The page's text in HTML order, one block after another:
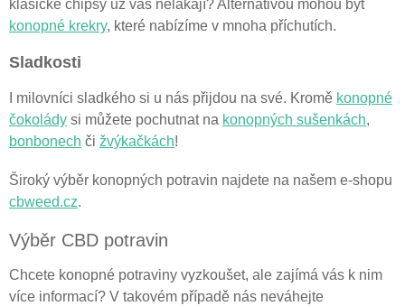
klasické chipsy už vás nelákají? Alternativou mohou být
konopné krekry, které nabízíme v mnoha příchutích.
Sladkosti
I milovníci sladkého si u nás přijdou na své. Kromě konopné
čokolády si můžete pochutnat na konopných sušenkách,
bonbonech či žvýkačkách!
Široký výběr konopných potravin najdete na našem e-shopu
cbweed.cz.
Výběr CBD potravin
Chcete konopné potraviny vyzkoušet, ale zajímá vás k nim
více informací? V takovém případě nás neváhejte